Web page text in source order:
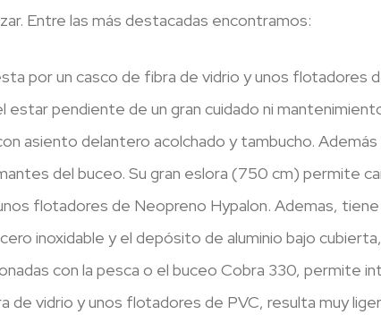
Entre las más destacadas encontramos:
por un casco de fibra de vidrio y unos flotadores
pendiente de un gran cuidado ni
asiento delantero acolchado y tambucho.
del buceo. Su gran eslora (750 cm) permite
flotadores de Neopreno Hypalon. Ademas,
inoxidable y el depósito de aluminio bajo
con la pesca o el buceo Cobra 330, permite
vidrio y unos flotadores de PVC, resulta muy